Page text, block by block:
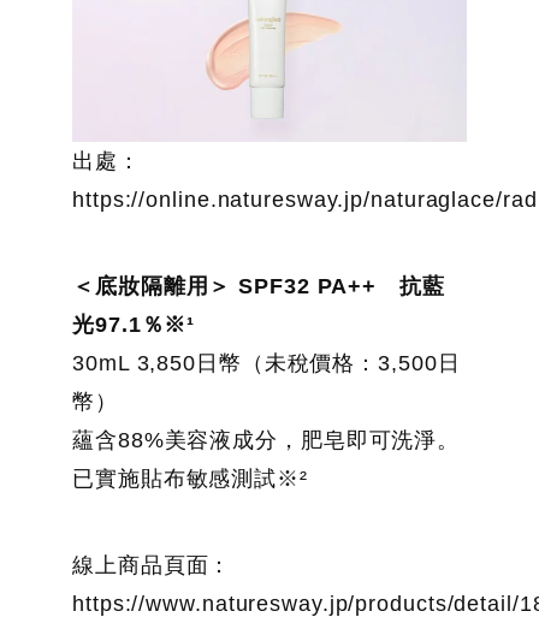
出處：
https://online.naturesway.jp/naturaglace/
＜底妝隔離用＞ SPF32 PA++ 抗藍
光97.1％※¹
30mL 3,850日幣（未稅價格：3,500日
幣）
蘊含88%美容液成分，肥皂即可洗淨。
已實施貼布敏感測試※²
線上商品頁面：
https://www.naturesway.jp/products/detail/